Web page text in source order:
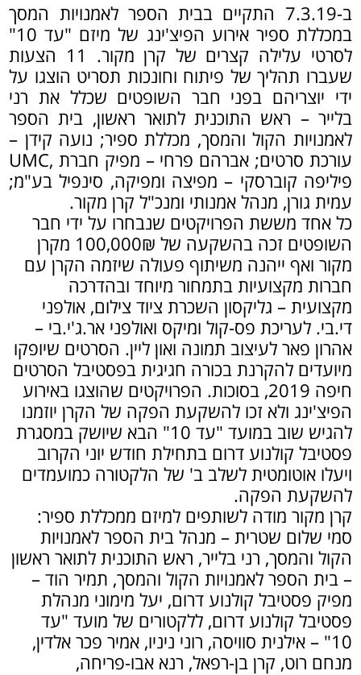
ב-7.3.19 התקיים בבית הספר לאמנויות המסך
במכללת ספיר אירוע הפיצ'ינג של מיזם "עד 10"
לסרטי עלילה קצרים של קרן מקור. 11 הצעות
שעברו תהליך של פיתוח וחונכות תסריט הוצגו על
ידי יוצריהם בפני חבר השופטים שכלל את רני
בלייר – ראש התוכנית לתואר ראשון, בית הספר
לאמנויות הקול והמסך, מכללת ספיר; נועה קידן –
עורכת סרטים; אברהם פרחי – מפיק חברת ,UMC
פיליפה קוברסקי – מפיצה ומפיקה, סינפיל בע"מ;
עמית גורן, מנהל אמנותי ומנכ"ל קרן מקור.
כל אחד מששת הפרויקטים שנבחרו על ידי חבר
השופטים זכה בהשקעה של 100,000₪ מקרן
מקור ואף ייהנה משיתוף פעולה שיזמה הקרן עם
חברות מקצועיות בתמחור מיוחד ובהדרכה
מקצועית – גליקסון השכרת ציוד צילום, אולפני
די.בי. לעריכת פס-קול ומיקס ואולפני אר.ג'י.בי –
אהרון פאר לעיצוב תמונה ואון ליין. הסרטים שיופקו
מיועדים להקרנת בכורה חגיגית בפסטיבל הסרטים
חיפה 2019, בסוכות. הפרויקטים שהוצגו באירוע
הפיצ'ינג ולא זכו להשקעת הפקה של הקרן יוזמנו
להגיש שוב במועד "עד 10" הבא שיושק במסגרת
פסטיבל קולנוע דרום בתחילת חודש יוני הקרוב
ויעלו אוטומטית לשלב ב' של הלקטורה כמועמדים
להשקעת הפקה.
קרן מקור מודה לשותפים למיזם ממכללת ספיר:
סמי שלום שטרית – מנהל בית הספר לאמנויות
הקול והמסך, רני בלייר, ראש התוכנית לתואר ראשון
– בית הספר לאמנויות הקול והמסך, תמיר הוד –
מפיק פסטיבל קולנוע דרום, יעל מימוני מנהלת
פסטיבל קולנוע דרום, ללקטורים של מועד "עד
10" – אילנית סוויסה, רוני ניניו, אמיר פכר אלדין,
מנחם רוט, קרן בן-רפאל, רנא אבו-פריחה,